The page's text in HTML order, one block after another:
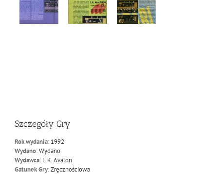
Szczegóły Gry
Rok wydania: 1992
Wydano:Wydano
Wydawca: L.K. Avalon
Gatunek Gry:Zręcznościowa